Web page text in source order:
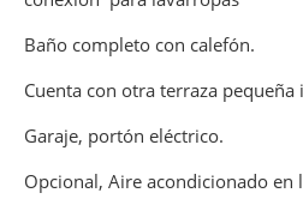
Baño completo con calefón.
Cuenta con otra terraza
Garaje, portón eléctrico.
Opcional, Aire acondicionado